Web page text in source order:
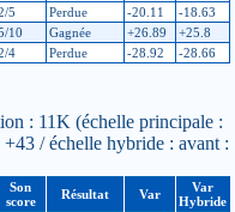
5 Perdue -20.11
-18.63
10 Gagnée +26.89
+25.8
4 Perdue -28.92 -28.66
: 11K (échelle principale :
/ échelle hybride : avant :
Son
score
Résultat Var
Var
Hybride